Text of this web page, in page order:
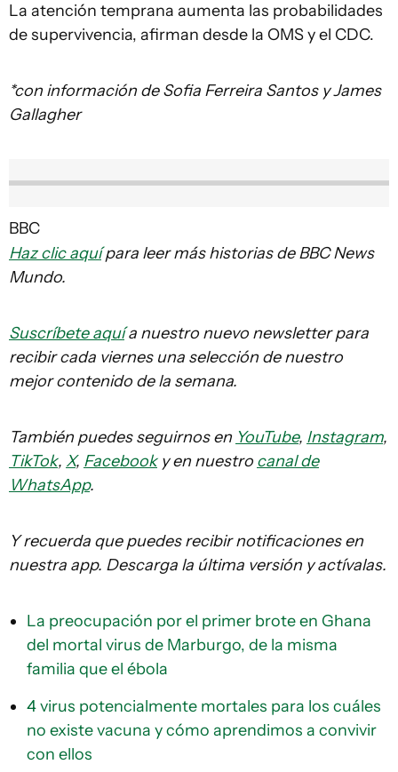
La atención temprana aumenta las probabilidades
de supervivencia, afirman desde la OMS y el CDC.
*con información de Sofia Ferreira Santos y James
Gallagher
BBC
Haz clic aquípara leer más historias de BBC News
Mundo.
Suscríbete aquía nuestro nuevo newsletter para
recibir cada viernes una selección de nuestro
mejor contenido de la semana.
También puedes seguirnos en YouTube, Instagram,
TikTok, X, Facebooky en nuestro canal de
WhatsApp.
Y recuerda que puedes recibir notificaciones en
nuestra app. Descarga la última versión y actívalas.
La preocupación por el primer brote en Ghana
del mortal virus de Marburgo, de la misma
familia que el ébola
4 virus potencialmente mortales para los cuáles
no existe vacuna y cómo aprendimos a convivir
con ellos